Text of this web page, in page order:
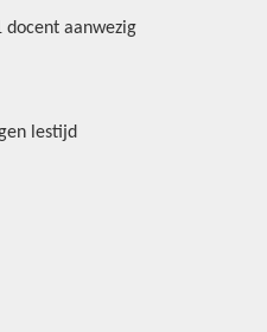
docent aanwezig
lestijd